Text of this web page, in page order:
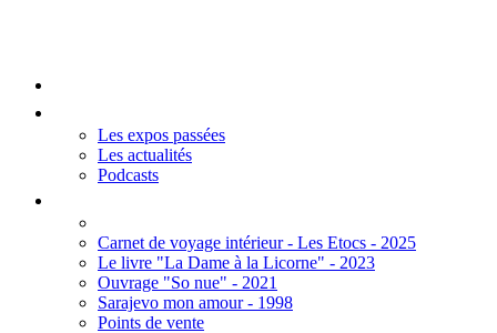
Les expos passées
Les actualités
Podcasts
Carnet de voyage intérieur - Les Etocs - 2025
Le livre "La Dame à la Licorne" - 2023
Ouvrage "So nue" - 2021
Sarajevo mon amour - 1998
Points de vente